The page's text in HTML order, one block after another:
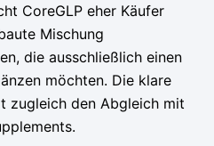
CoreGLP eher Käufer
Mischung
die ausschließlich einen
möchten. Die klare
zugleich den Abgleich mit